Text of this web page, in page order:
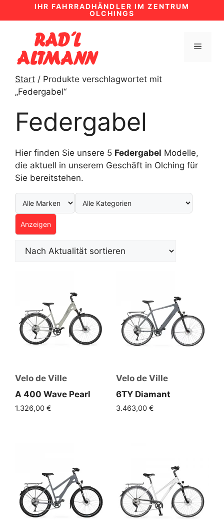
Inhalt
IHR FAHRRADHÄNDLER IM ZENTRUM
OLCHINGS
MENÜ
Start / Produkte verschlagwortet mit
„Federgabel“
Federgabel
Hier finden Sie unsere 5 Federgabel Modelle,
die aktuell in unserem Geschäft in Olching für
Sie bereitstehen.
Anzeigen
Velo de Ville
A 400 Wave Pearl
1.326,00 €
Velo de Ville
6TY Diamant
3.463,00 €